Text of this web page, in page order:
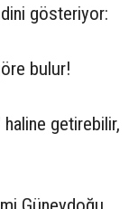
gösteriyor:
bulur!
haline getirebilir,